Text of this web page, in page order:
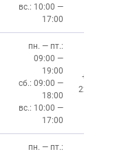
вс.: 10:00 —
17:00
пн. — пт.:
09:00 —
19:00
сб.: 09:00 —
18:00
вс.: 10:00 —
17:00
+7 (391)
220-08-02
пн. — пт.: